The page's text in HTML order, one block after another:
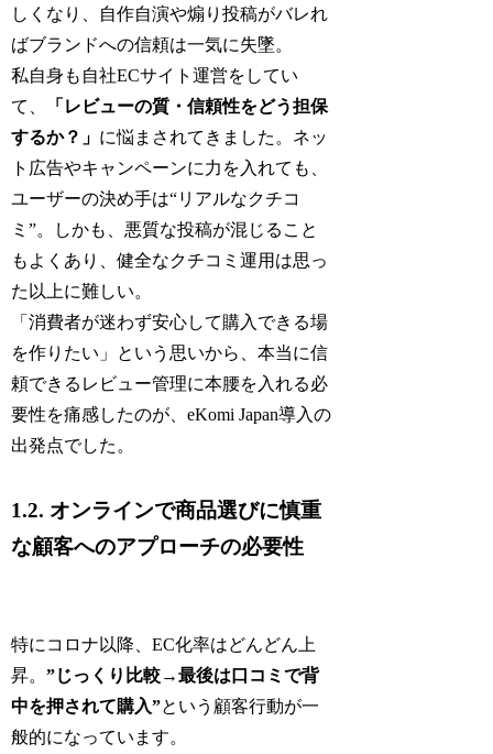
しくなり、自作自演や煽り投稿がバレれ
ばブランドへの信頼は一気に失墜。
私自身も自社ECサイト運営をしてい
て、
「レビューの質・信頼性をどう担保
するか？」 に悩まされてきました。ネッ
ト広告やキャンペーンに力を入れても、
ユーザーの決め手は“リアルなクチコ
ミ”。しかも、悪質な投稿が混じること
もよくあり、健全なクチコミ運用は思っ
た以上に難しい。
「消費者が迷わず安心して購入できる場
を作りたい」という思いから、本当に信
頼できるレビュー管理に本腰を入れる必
要性を痛感したのが、eKomi Japan導入の
出発点でした。
1.2. オンラインで商品選びに慎重
な顧客へのアプローチの必要性
特にコロナ以降、EC化率はどんどん上
昇。”じっくり比較→最後は口コミで背
中を押されて購入”という顧客行動が一
般的になっています。